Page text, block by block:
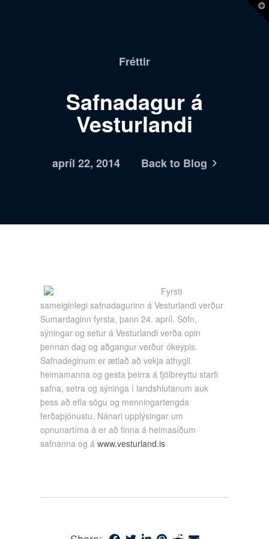
Fréttir
Safnadagur á
Vesturlandi
apríl 22, 2014 Back to Blog
Fyrsti
sameiginlegi safnadagurinn á Vesturlandi verður
Sumardaginn fyrsta, þann 24. apríl. Söfn,
sýningar og setur á Vesturlandi verða opin
þennan dag og aðgangur verður ókeypis.
Safnadeginum er ætlað að vekja athygli
heimamanna og gesta þeirra á fjölbreyttu starfi
safna, setra og sýninga í landshlutanum auk
þess að efla sögu og menningartengda
ferðaþjónustu. Nánari upplýsingar um
opnunartíma á er að finna á heimasíðum
safnanna og áwww.vesturland.is